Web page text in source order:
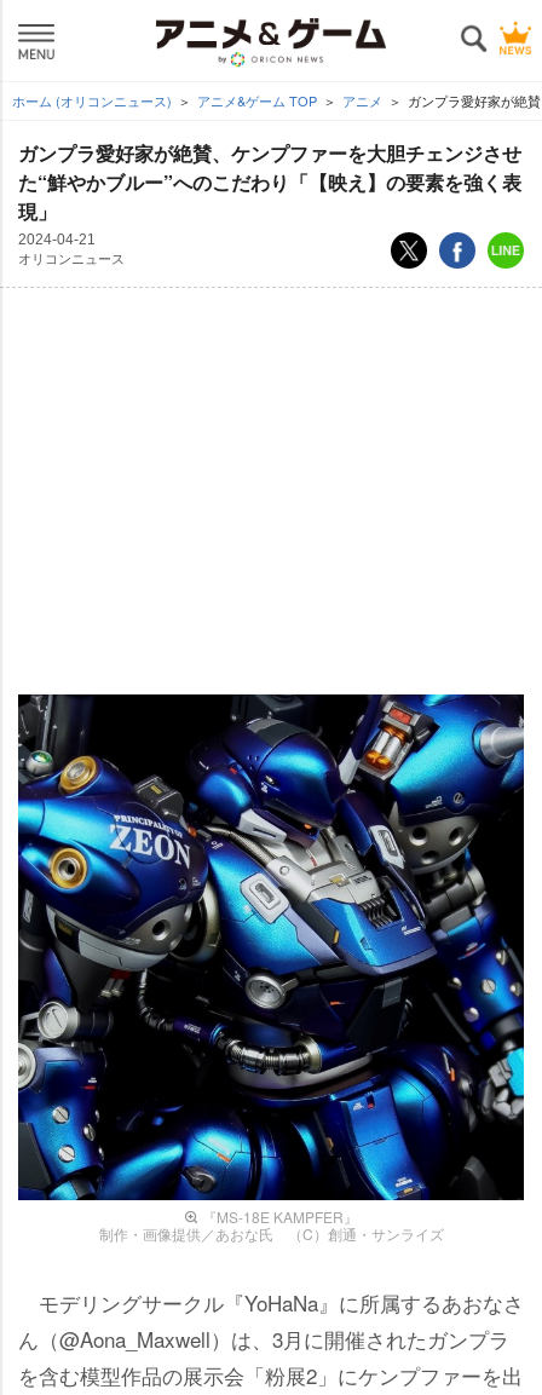
ホーム (オリコンニュース) アニメ&ゲーム TOP アニメ ガンプラ愛好家が絶
ガンプラ愛好家が絶賛、ケンプファーを大胆チェンジさせ
た“鮮やかブルー”へのこだわり「【映え】の要素を強く表
現」
2024-04-21
オリコンニュース
『MS-18E KAMPFER』
制作・画像提供／あおな氏 （C）創通・サンライズ
モデリングサークル『YoHaNa』に所属するあおなさ
ん（@Aona_Maxwell）は、3月に開催されたガンプラ
を含む模型作品の展示会「粉展2」にケンプファーを出